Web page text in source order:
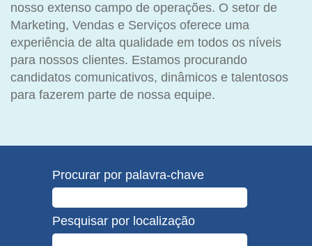
nosso extenso campo de operações. O setor de
Marketing, Vendas e Serviços oferece uma
experiência de alta qualidade em todos os níveis
para nossos clientes. Estamos procurando
candidatos comunicativos, dinâmicos e talentosos
para fazerem parte de nossa equipe.
Procurar por palavra-chave
Pesquisar por localização